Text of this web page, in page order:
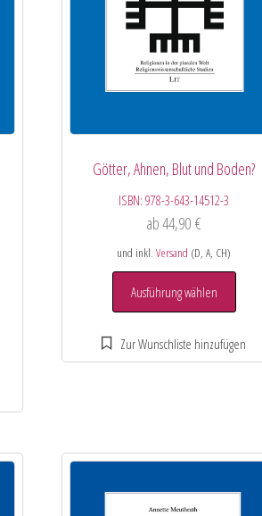
Götter, Ahnen, Blut und Boden?
ISBN:978-3-643-14512-3
ab44,90€
und inkl.Versand (D, A, CH)
Ausführung wählen